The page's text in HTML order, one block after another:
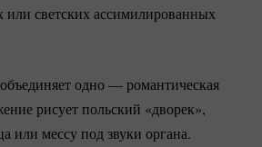
или светских ассимилированных
одно — романтическая
рисует польский «дворек»,
или мессу под звуки органа.